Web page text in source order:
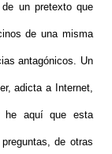
un pretexto que
de una misma
antagónicos. Un
adicta a Internet,
aquí que esta
de otras